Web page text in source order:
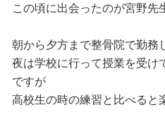
この頃に出会ったのが宮野先
朝から夕方まで整骨院で勤務
夜は学校に行って授業を受け
ですが
高校生の時の練習と比べると